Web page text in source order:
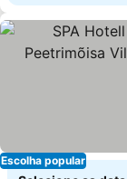
Escolha popular